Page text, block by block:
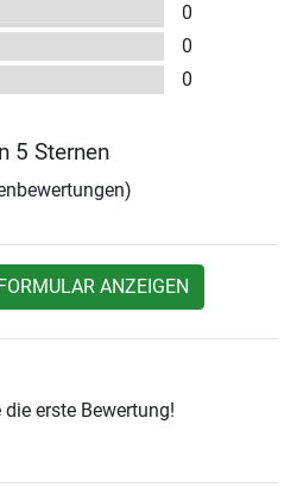
0
0
0
5 Sternen
ANZEIGEN
erste Bewertung!